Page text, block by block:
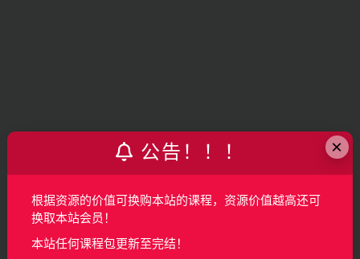
×
公告！！！
根据资源的价值可换购本站的课程，资源价值越高还可
换取本站会员！
本站任何课程包更新至完结！